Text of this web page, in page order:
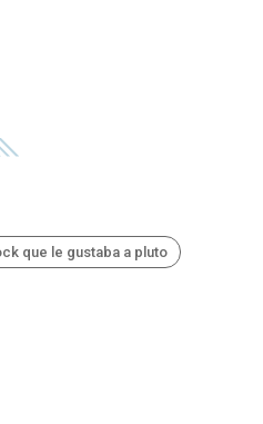
que le gustaba a pluto